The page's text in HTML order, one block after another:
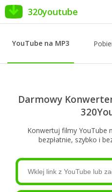
320youtube
YouTube na MP3
Darmowy
Konwertuj filmy YouTube
bezpłatnie, szybko i